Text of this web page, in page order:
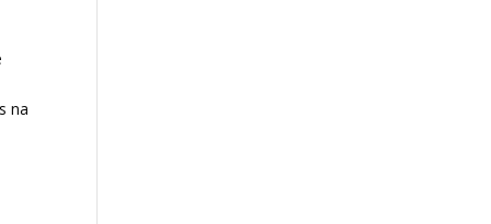
na